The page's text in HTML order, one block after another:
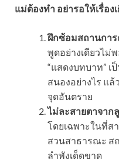
แม่ต้องทำ อย่ารอให้เรื่อ
ฝึกซ้อมสถานกา
พูดอย่างเดียวไม่
“แสดงบทบาท” เ
สนองอย่างไร แล้
จุดอันตราย
ไม่ละสายตาจาก
โดยเฉพาะในที่ส
สวนสาธารณะ ส
ลำพังเด็ดขาด